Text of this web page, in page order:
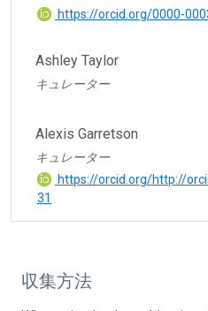
https://orcid.org/0000-
Ashley Taylor
キュレーター
Alexis Garretson
キュレーター
https://orcid.org/http://
31
収集方法